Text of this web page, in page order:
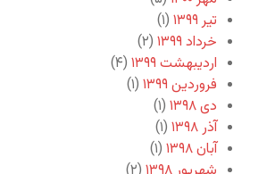
تیر ۱۳۹۹
(۱)
خرداد ۱۳۹۹
(۲)
اردیبهشت ۱۳۹۹
(۴)
فروردین ۱۳۹۹
(۱)
دی ۱۳۹۸
(۱)
آذر ۱۳۹۸
(۱)
آبان ۱۳۹۸
(۱)